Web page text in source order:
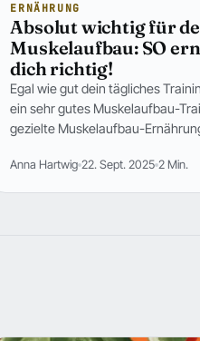
ERNÄHRUNG
Absolut wichtig für
Muskelaufbau: SO
dich richtig!
Egal wie gut dein tägliches
ein sehr gutes Muskelaufbau-
gezielte Muskelaufbau-
Anna Hartwig 22. Sept. 2025 2 Min.